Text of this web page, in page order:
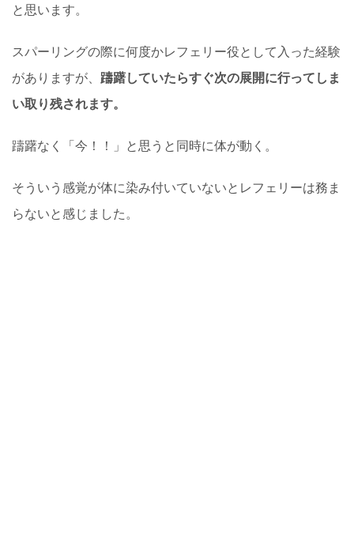
と思います。
スパーリングの際に何度かレフェリー役として入った経験
がありますが、 躊躇していたらすぐ次の展開に行ってしま
い取り残されます。
躊躇なく「今！！」と思うと同時に体が動く。
そういう感覚が体に染み付いていないとレフェリーは務ま
らないと感じました。